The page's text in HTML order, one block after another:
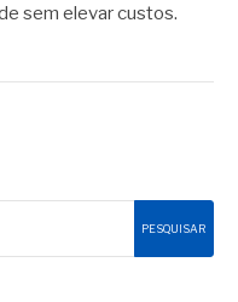
sem elevar custos.
PESQUISAR